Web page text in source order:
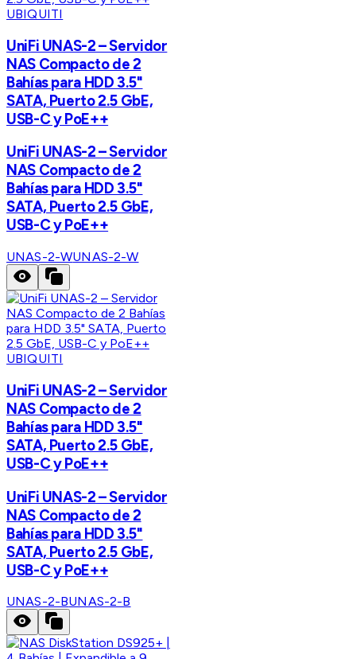
UBIQUITI
UniFi UNAS-2 – Servidor
NAS Compacto de 2
Bahías para HDD 3.5"
SATA, Puerto 2.5 GbE,
USB-C y PoE++
UniFi UNAS-2 – Servidor
NAS Compacto de 2
Bahías para HDD 3.5"
SATA, Puerto 2.5 GbE,
USB-C y PoE++
UNAS-2-WUNAS-2-W
UBIQUITI
UniFi UNAS-2 – Servidor
NAS Compacto de 2
Bahías para HDD 3.5"
SATA, Puerto 2.5 GbE,
USB-C y PoE++
UniFi UNAS-2 – Servidor
NAS Compacto de 2
Bahías para HDD 3.5"
SATA, Puerto 2.5 GbE,
USB-C y PoE++
UNAS-2-BUNAS-2-B